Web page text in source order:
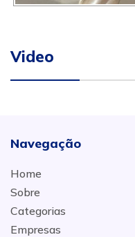
Video
Navegação
Home
Sobre
Categorias
Empresas